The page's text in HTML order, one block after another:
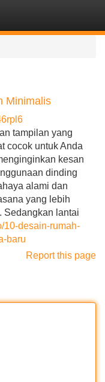
Minimalis
tampilan yang
cocok untuk Anda
kesan
dinding
alami dan
yang lebih
Sedangkan lantai
10-desain-rumah-
baru
Report this page